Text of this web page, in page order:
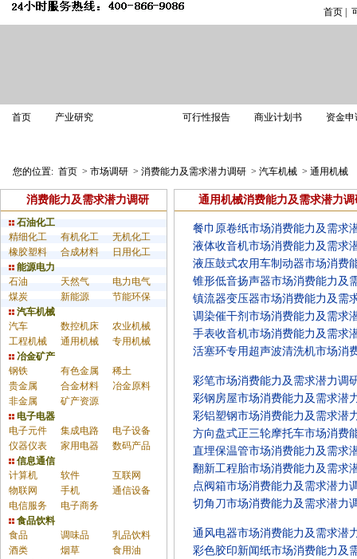
首页
首页 产业研究 可行性报告 商业计划书 资金
您的位置: 首页 > 市场调研 > 消费能力及需求潜力调研 > 汽车机械 > 通用机械
消费能力及需求潜力调研
石油化工
精细化工
有机化工
无机化工
橡胶塑料
合成材料
日用化工
能源电力
石油
天然气
电力电气
煤炭
新能源
节能环保
汽车机械
汽车
数控机床
农业机械
工程机械
通用机械
专用机械
冶金矿产
钢铁
有色金属
稀土
贵金属
合金材料
冶金原料
非金属
矿产资源
电子电器
电子元件
集成电路
电子设备
仪器仪表
家用电器
数码产品
信息通信
计算机
软件
互联网
物联网
手机
通信设备
电信服务
电子商务
食品饮料
食品
调味品
乳品饮料
酒类
烟草
食用油
通用机械消费能力及需求潜力
餐巾原卷纸市场消费能力及需求
液体收音机市场消费能力及需求
液压鼓式农用车制动器市场消费
锥形低音扬声器市场消费能力及
镇流器变压器市场消费能力及需
调染催干剂市场消费能力及需求
手表收音机市场消费能力及需求
活塞环专用超声波清洗机市场消
彩笔市场消费能力及需求潜力调
彩钢房屋市场消费能力及需求潜
彩铝塑钢市场消费能力及需求潜
方向盘式正三轮摩托车市场消费
直埋保温管市场消费能力及需求
翻新工程胎市场消费能力及需求
点阀箱市场消费能力及需求潜力
切角刀市场消费能力及需求潜力
通风电器市场消费能力及需求潜
彩色胶印新闻纸市场消费能力及